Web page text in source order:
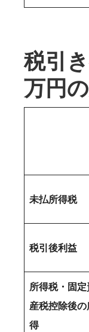
税引
万円
未払所得税
税引後利益
所得税・固定
産税控除後の
得